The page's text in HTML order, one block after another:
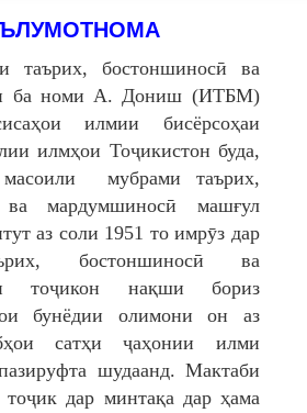
таърих, бостоншиносӣ ва
ба номи А. Дониш (ИТБМ)
илмии бисёрсоҳаи
илмҳои Тоҷикистон буда,
мубрами таърих,
ва мардумшиносӣ машғул
аз соли 1951 то имрӯз дар
бостоншиносӣ ва
тоҷикон нақши бориз
бунёдии олимони он аз
сатҳи ҷаҳонии илми
шудаанд. Мактаби
дар минтақа дар ҳама